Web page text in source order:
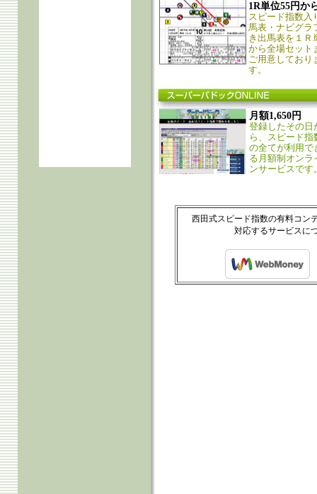
1R単位55円か
スピード指数入
馬表・ナビグラ
き出馬表を１Ｒ
から全場セット
ご用意しており
す。
月額1,650円
登録したその日
ら、スピード指
の全てが利用で
る月額制オンラ
ンサービスです
西田式スピード指数の有料コン
対応するサービスに